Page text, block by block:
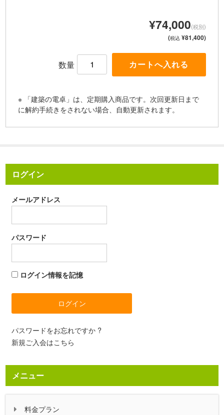
¥74,000(税別)
(税込 ¥81,400)
数量
※ 「建築の電卓」は、定期購入商品です。次回更新日まで
に解約手続きをされない場合、自動更新されます。
ログイン
メールアドレス
パスワード
ログイン情報を記憶
パスワードをお忘れですか ?
新規ご入会はこちら
メニュー
料金プラン